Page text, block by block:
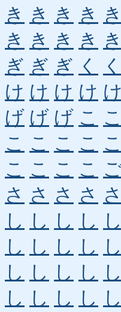
き き き き
き き き き
ぎ ぎ ぎ く
け け け け
げ げ げ こ
こ こ こ こ
こ こ こ こ
さ さ さ さ
し し し し
し し し し
し し し し
し し し し